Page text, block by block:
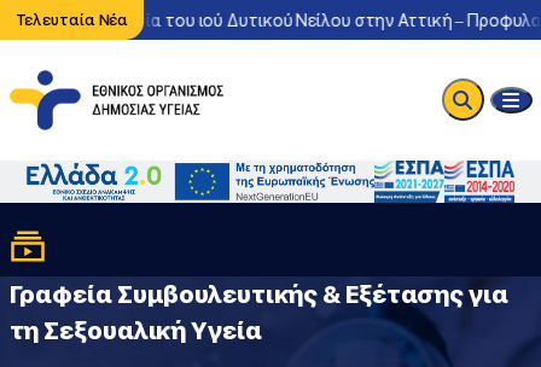
Τελευταία Νέα
κυκλοφορία του ιού Δυτικού Νείλου στην Αττική –
Γραφεία Συμβουλευτικής & Εξέτασης για
τη Σεξουαλική Yγεία